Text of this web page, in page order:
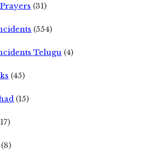
(31)
(554)
Telugu (4)
(45)
(15)
(8)